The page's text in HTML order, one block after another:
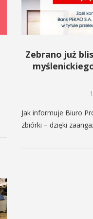
Zebrano już
Jak informuje Biuro
zbiórki – dzięki
W